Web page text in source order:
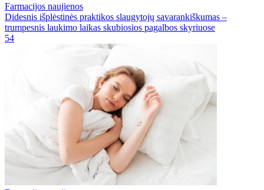
Farmacijos naujienos
Didesnis išplėstinės praktikos slaugytojų savarankiškumas –
trumpesnis laukimo laikas skubiosios pagalbos skyriuose
54